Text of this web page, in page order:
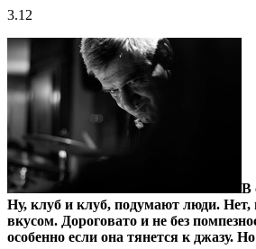
3.12
В
Ну, клуб и клуб, подумают люди.
вкусом. Дороговато и не без
особенно если она тянется к джазу.